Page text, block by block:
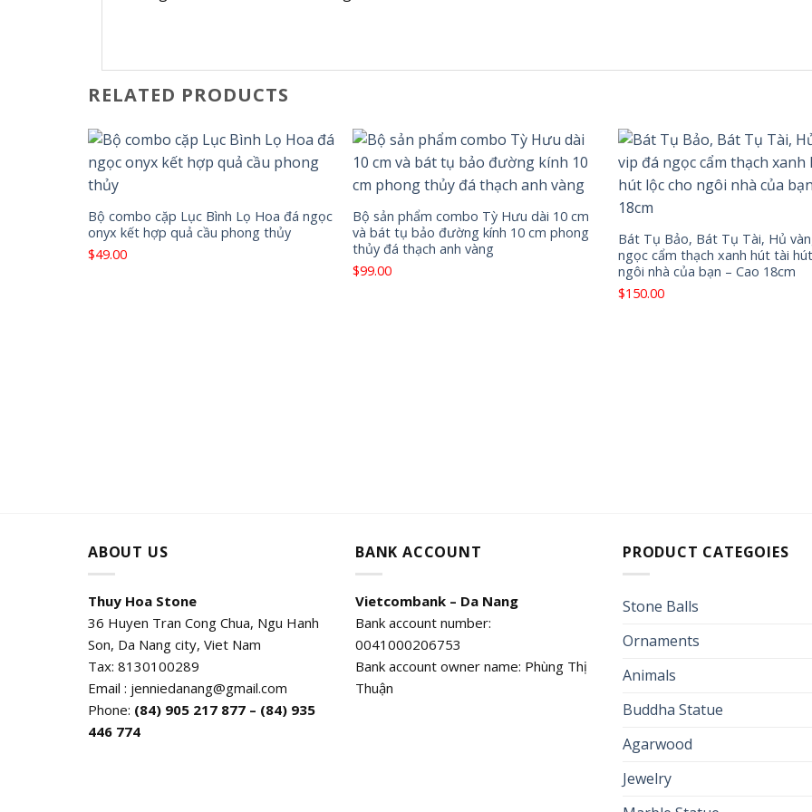
RELATED PRODUCTS
Bộ combo cặp Lục Bình Lọ Hoa đá ngọc
onyx kết hợp quả cầu phong thủy
$49.00
Bộ sản phẩm combo Tỳ Hưu dài 10 cm
và bát tụ bảo đường kính 10 cm phong
thủy đá thạch anh vàng
$99.00
Bát Tụ Bảo, Bát Tụ Tài, Hủ
ngọc cẩm thạch xanh hút tài
ngôi nhà của bạn – Cao 18cm
$150.00
ABOUT US
Thuy Hoa Stone
36 Huyen Tran Cong Chua, Ngu Hanh
Son, Da Nang city, Viet Nam
Tax: 8130100289
Email : jenniedanang@gmail.com
Phone: (84) 905 217 877 – (84) 935
446 774
BANK ACCOUNT
Vietcombank – Da Nang
Bank account number:
0041000206753
Bank account owner name: Phùng Thị
Thuận
PRODUCT CATEGOIES
Stone Balls
Ornaments
Animals
Buddha Statue
Agarwood
Jewelry